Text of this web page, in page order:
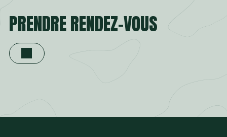
PRENDRE RENDEZ-VOUS